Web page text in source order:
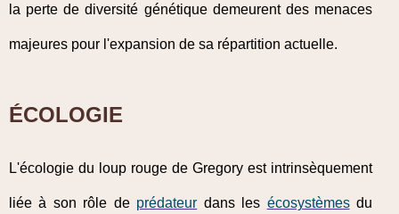
la perte de diversité génétique demeurent des menaces
majeures pour l'expansion de sa répartition actuelle.
ÉCOLOGIE
L'écologie du loup rouge de Gregory est intrinsèquement
liée à son rôle de prédateur dans les écosystèmesdu